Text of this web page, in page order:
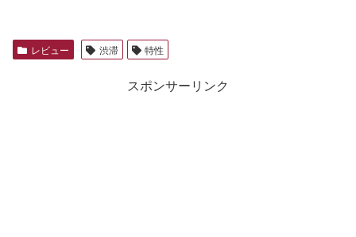
レビュー 渋滞 特性
スポンサーリンク